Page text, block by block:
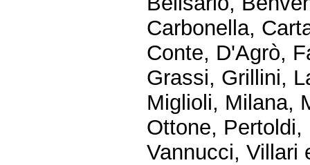
Carbonella,
Conte, D'Agrò,
Grassi, Grillini,
Miglioli, Milana,
Ottone,
Vannucci, Villari